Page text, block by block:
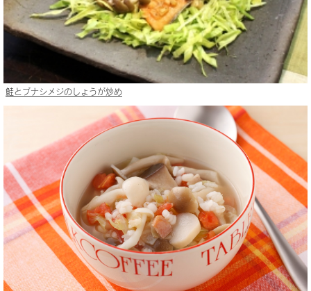
鮭とブナシメジのしょうが炒め